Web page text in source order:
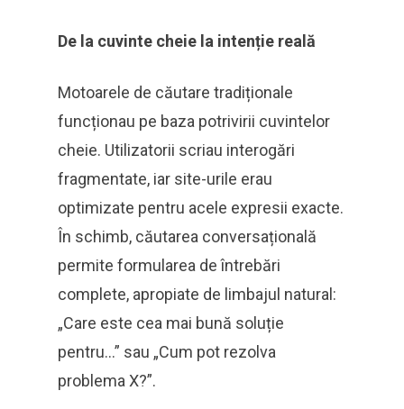
De la cuvinte cheie la intenție reală
Motoarele de căutare tradiționale
funcționau pe baza potrivirii cuvintelor
cheie. Utilizatorii scriau interogări
fragmentate, iar site-urile erau
optimizate pentru acele expresii exacte.
În schimb, căutarea conversațională
permite formularea de întrebări
complete, apropiate de limbajul natural:
„Care este cea mai bună soluție
pentru…” sau „Cum pot rezolva
problema X?”.